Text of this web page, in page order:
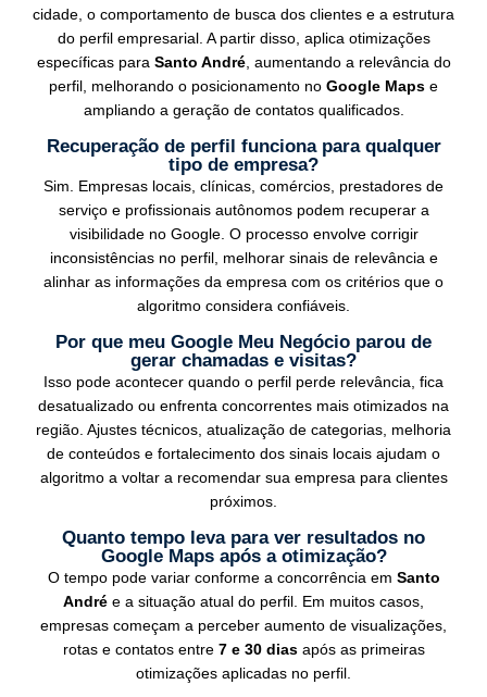
cidade, o comportamento de busca dos clientes e a estrutura
do perfil empresarial. A partir disso, aplica otimizações
específicas para Santo André, aumentando a relevância do
perfil, melhorando o posicionamento no Google Maps e
ampliando a geração de contatos qualificados.
Recuperação de perfil funciona para qualquer
tipo de empresa?
Sim. Empresas locais, clínicas, comércios, prestadores de
serviço e profissionais autônomos podem recuperar a
visibilidade no Google. O processo envolve corrigir
inconsistências no perfil, melhorar sinais de relevância e
alinhar as informações da empresa com os critérios que o
algoritmo considera confiáveis.
Por que meu Google Meu Negócio parou de
gerar chamadas e visitas?
Isso pode acontecer quando o perfil perde relevância, fica
desatualizado ou enfrenta concorrentes mais otimizados na
região. Ajustes técnicos, atualização de categorias, melhoria
de conteúdos e fortalecimento dos sinais locais ajudam o
algoritmo a voltar a recomendar sua empresa para clientes
próximos.
Quanto tempo leva para ver resultados no
Google Maps após a otimização?
O tempo pode variar conforme a concorrência em Santo
André e a situação atual do perfil. Em muitos casos,
empresas começam a perceber aumento de visualizações,
rotas e contatos entre 7 e 30 diasapós as primeiras
otimizações aplicadas no perfil.